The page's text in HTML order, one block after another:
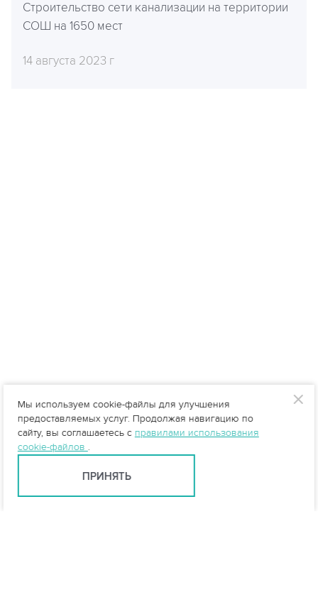
Строительство сети канализации на территории
СОШ на 1650 мест
14 августа 2023 г
Мы используем cookie-файлы для улучшения
предоставляемых услуг. Продолжая навигацию по
сайту, вы соглашаетесь с правилами использования
cookie-файлов .
ПРИНЯТЬ